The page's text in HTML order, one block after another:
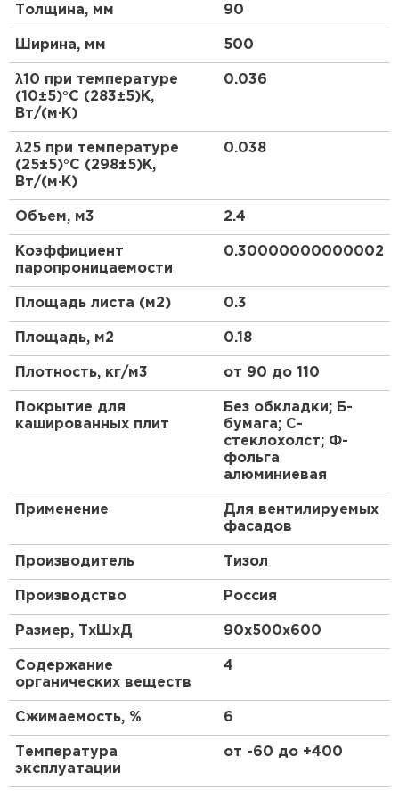
Легко поддаются обработке, быстрый монтаж
Плотно прилегают к конструкции
Химическая стойкость к материалам
конструкции
Производятся по ГОСТ 9573-2012.
Толщина, мм 90
Ширина, мм 500
λ10 при температуре
(10±5)°С (283±5)К,
Вт/(м·К)
0.036
λ25 при температуре
(25±5)°С (298±5)К,
Вт/(м·К)
0.038
Объем, м3 2.4
Коэффициент
паропроницаемости
0.30000000000002
Площадь листа (м2) 0.3
Площадь, м2 0.18
Плотность, кг/м3 от 90 до 110
Покрытие для
кашированных плит
Без обкладки; Б-
бумага; С-
стеклохолст; Ф-
фольга
алюминиевая
Применение
Для вентилируемых
фасадов
Производитель Тизол
Производство Россия
Размер, ТхШхД 90х500х600
Содержание
органических веществ
4
Сжимаемость, % 6
Температура
эксплуатации
от -60 до +400
Утеплитель Теплекс
Утеплитель Изомин
Рулонная кровля Брит
ПЕРЕЙТИ
Утеплитель Knauf
ПЕРЕЙТИ
Утеплитель Isoroc
Утеплитель Isover
ПЕРЕЙТИ
Утеплитель Paroc
Утеплитель Penoplex
Утеплитель Тимплэкс